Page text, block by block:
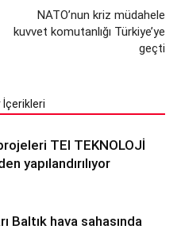
NATO’nun kriz müdahele
kuvvet komutanlığı Türkiye’ye
geçti
İçerikleri
TEI TEKNOLOJİ
yapılandırılıyor
Baltık hava sahasında